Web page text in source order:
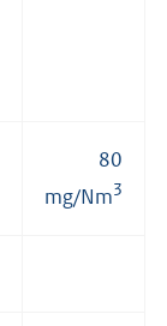
80
mg/Nm3